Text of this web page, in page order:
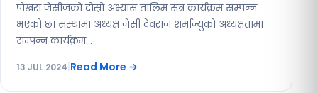
पोखरा जेसीजको दोस्रो अभ्यास तालिम सत्र कार्यक्रम सम्पन्न
भएको छ। संस्थामा अध्यक्ष जेसी देवराज शर्माज्युको अध्यक्षतामा
सम्पन्न कार्यक्रम…
13 JUL 2024 Read More →